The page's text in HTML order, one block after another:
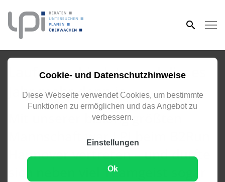
Cookie- und Datenschutzhinweise
Diese Webseite verwendet Cookies, um bestimmte
Funktionen zu ermöglichen und das Angebot zu
verbessern.
Einstellungen
Ok
Laufen verbindet – und dieses
Jahr mehr denn je.
Mit unserer bislang größten
Mannschaft war LPI beim B2Run
Hannover vertreten – und durfte
sich neben viel Teamgeist sogar